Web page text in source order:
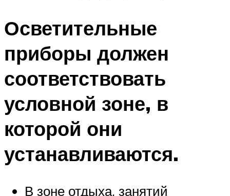
Осветительные
приборы должен
соответствовать
условной зоне, в
которой они
устанавливаются.
В зоне отдыха, занятий